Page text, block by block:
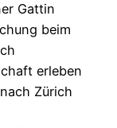
Gattin
beim
erleben
Zürich